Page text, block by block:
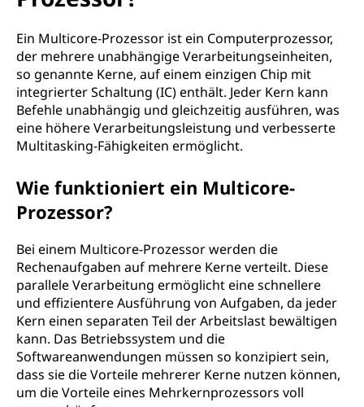
Ein Multicore-Prozessor ist ein Computerprozessor,
der mehrere unabhängige Verarbeitungseinheiten,
so genannte Kerne, auf einem einzigen Chip mit
integrierter Schaltung (IC) enthält. Jeder Kern kann
Befehle unabhängig und gleichzeitig ausführen, was
eine höhere Verarbeitungsleistung und verbesserte
Multitasking-Fähigkeiten ermöglicht.
Wie funktioniert ein Multicore-
Prozessor?
Bei einem Multicore-Prozessor werden die
Rechenaufgaben auf mehrere Kerne verteilt. Diese
parallele Verarbeitung ermöglicht eine schnellere
und effizientere Ausführung von Aufgaben, da jeder
Kern einen separaten Teil der Arbeitslast bewältigen
kann. Das Betriebssystem und die
Softwareanwendungen müssen so konzipiert sein,
dass sie die Vorteile mehrerer Kerne nutzen können,
um die Vorteile eines Mehrkernprozessors voll